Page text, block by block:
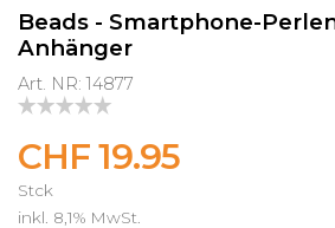
Beads - Smartphone-
Anhänger
Art. NR: 14877
CHF 19.95
Stck
inkl. 8,1% MwSt.